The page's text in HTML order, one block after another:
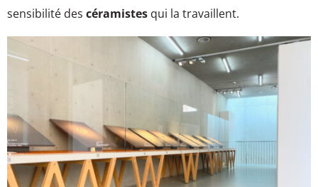
sensibilité des céramistes qui la travaillent.